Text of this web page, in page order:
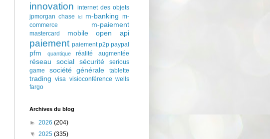
innovation internet des objets
jpmorgan chase
lcl m-banking m-
commerce
m-paiement
mastercard mobile open api
paiement paiement p2p paypal
pfm quantique réalité augmentée
réseau social sécurité
serious
game
société générale tablette
trading visa visioconférence wells
fargo
Archives du blog
► 2026 (204)
▼ 2025 (335)